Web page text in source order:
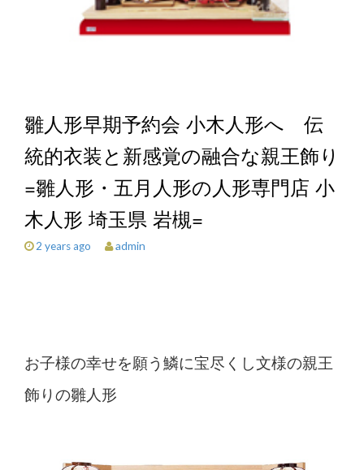
雛人形早期予約会 小木人形へ 伝
統的衣装と新感覚の融合な親王飾り
=雛人形・五月人形の人形専門店 小
木人形 埼玉県 岩槻=
2 years ago admin
お子様の幸せを願う鱗に宝尽くし文様の親王
飾りの雛人形